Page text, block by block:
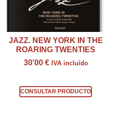
JAZZ. NEW YORK IN THE
ROARING TWENTIES
30'00 € IVA incluído
CONSULTAR PRODUCTO